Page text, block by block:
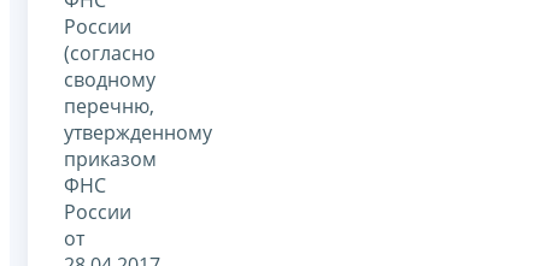
России
(согласно
сводному
перечню,
утвержденному
приказом
ФНС
России
от